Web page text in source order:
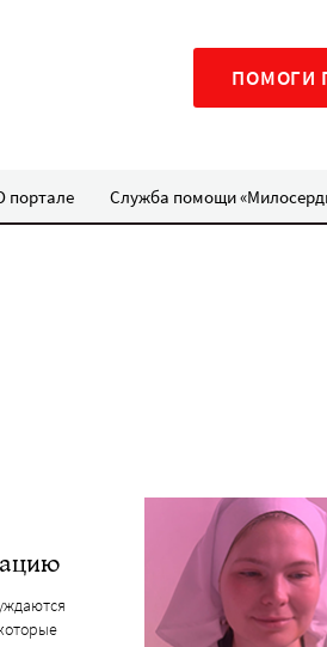
ПОМОГИ
портале Служба помощи